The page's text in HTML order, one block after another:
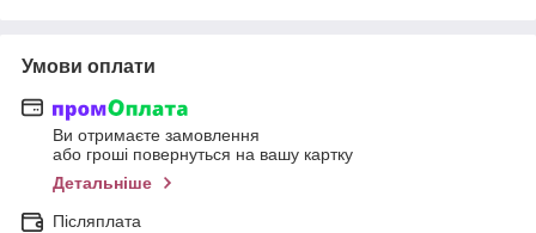
Умови оплати
Ви отримаєте замовлення
або гроші повернуться на вашу картку
Детальніше
Післяплата